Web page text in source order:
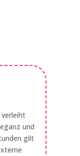
und
gilt